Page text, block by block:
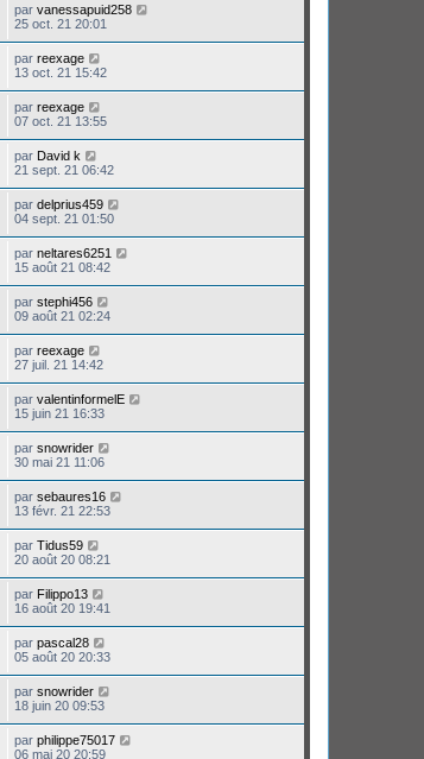
par vanessapuid258
25 oct. 21 20:01
par reexage
13 oct. 21 15:42
par reexage
07 oct. 21 13:55
par David k
21 sept. 21 06:42
par delprius459
04 sept. 21 01:50
par neltares6251
15 août 21 08:42
par stephi456
09 août 21 02:24
par reexage
27 juil. 21 14:42
par valentinformelE
15 juin 21 16:33
par snowrider
30 mai 21 11:06
par sebaures16
13 févr. 21 22:53
par Tidus59
20 août 20 08:21
par Filippo13
16 août 20 19:41
par pascal28
05 août 20 20:33
par snowrider
18 juin 20 09:53
par philippe75017
06 mai 20 20:59